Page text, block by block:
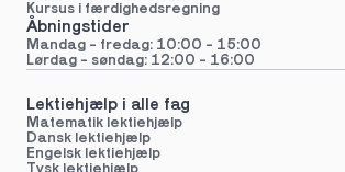
Kursus i færdighedsregning
Åbningstider
Mandag - fredag: 10:00 - 15:00
Lørdag - søndag: 12:00 - 16:00
Lektiehjælp i alle fag
Matematik lektiehjælp
Dansk lektiehjælp
Engelsk lektiehjælp